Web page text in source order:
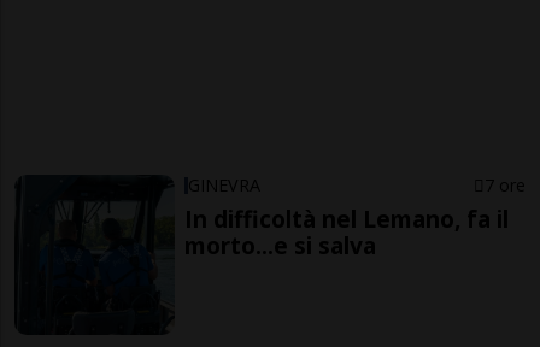
GINEVRA 7 ore
In difficoltà nel Lemano, fa il
morto...e si salva